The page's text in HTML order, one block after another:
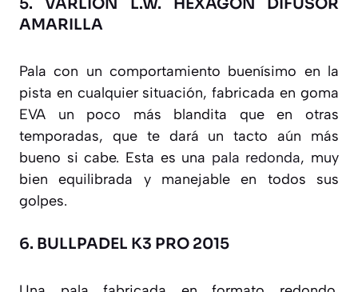
AMARILLA
Pala con un comportamiento buenísimo en la
pista en cualquier situación, fabricada en goma
EVA un poco más blandita que en otras
temporadas, que te dará un tacto aún más
bueno si cabe. Esta es una pala redonda, muy
bien equilibrada y manejable en todos sus
golpes.
6. BULLPADEL K3 PRO 2015